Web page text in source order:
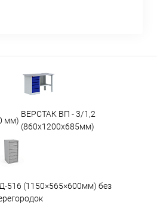
мм)
ВЕРСТАК ВП - 3/1,2
(860х1200х685мм)
516 (1150×565×600мм) без